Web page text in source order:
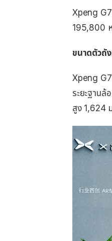
Xpeng
195,800
ขนาดตัวถั
Xpeng
ระยะฐาน
สูง 1,624